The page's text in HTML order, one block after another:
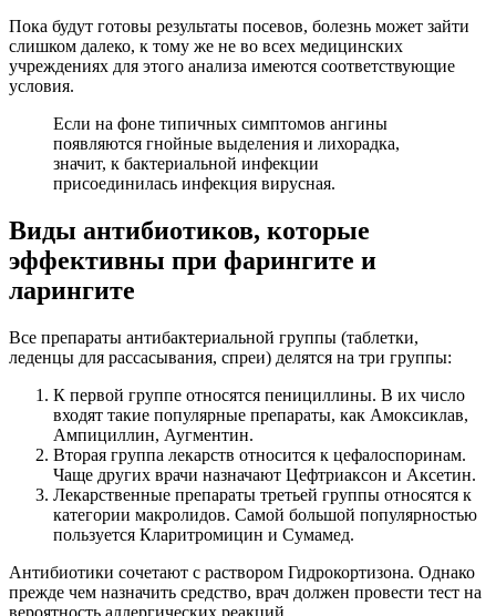
Пока будут готовы результаты посевов, болезнь может зайти
слишком далеко, к тому же не во всех медицинских
учреждениях для этого анализа имеются соответствующие
условия.
Если на фоне типичных симптомов ангины
появляются гнойные выделения и лихорадка,
значит, к бактериальной инфекции
присоединилась инфекция вирусная.
Виды антибиотиков, которые
эффективны при фарингите и
ларингите
Все препараты антибактериальной группы (таблетки,
леденцы для рассасывания, спреи) делятся на три группы:
К первой группе относятся пенициллины. В их число
входят такие популярные препараты, как Амоксиклав,
Ампициллин, Аугментин.
Вторая группа лекарств относится к цефалоспоринам.
Чаще других врачи назначают Цефтриаксон и Аксетин.
Лекарственные препараты третьей группы относятся к
категории макролидов. Самой большой популярностью
пользуется Кларитромицин и Сумамед.
Антибиотики сочетают с раствором Гидрокортизона. Однако
прежде чем назначить средство, врач должен провести тест на